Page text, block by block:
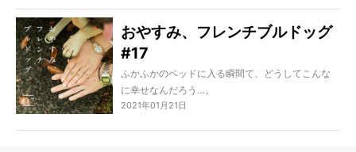
杉並区にある『ガイア動物病院』院長・松田先生
が、フレブルの血液型と輸血について教えてくだ
さいました。
おやすみ、フレンチブルドッグ
#17
ふかふかのベッドに入る瞬間て、どうしてこんな
に幸せなんだろう…。
（ふぁ〜あ。）大きなあくびが出たら、おやすみ
2021年01月21日